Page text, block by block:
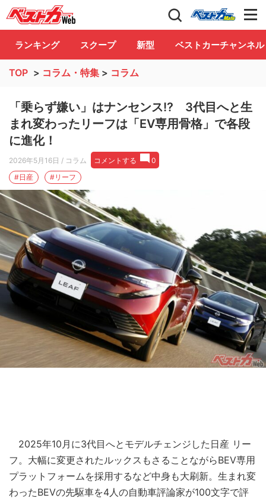
自動車情報誌「ベストカー」 Club
ランキング スクープ 新型 ベストカーチャンネル
TOP > コラム・特集 > コラム
「乗らず嫌い」はナンセンス!? 3代目へと生
まれ変わったリーフは「EV専用骨格」で各段
に進化！
2026年5月16日 / コラム コメントする
0
#日産
#リーフ
2025年10月に3代目へとモデルチェンジした日産 リー
フ。大幅に変更されたルックスもさることながらBEV専用
プラットフォームを採用するなど中身も大刷新。生まれ変
わったBEVの先駆車を4人の自動車評論家が100文字で評